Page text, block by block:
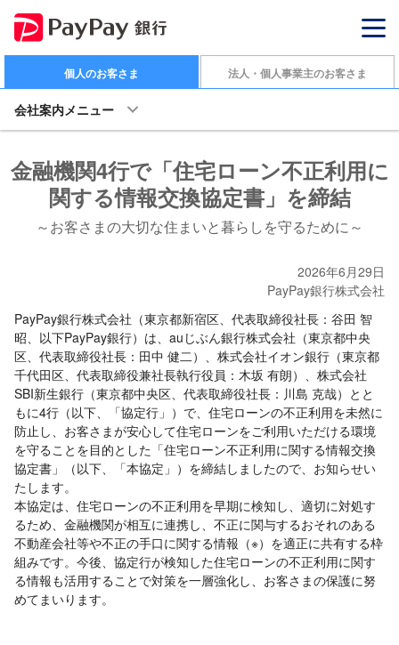
個人のお客さま 法人・個人事業主のお客さま
会社案内メニュー
金融機関4行で「住宅ローン不正利用に
関する情報交換協定書」を締結
～お客さまの大切な住まいと暮らしを守るために～
2026年6月29日
PayPay銀行株式会社
PayPay銀行株式会社（東京都新宿区、代表取締役社長：谷田 智
昭、以下PayPay銀行）は、auじぶん銀行株式会社（東京都中央
区、代表取締役社長：田中 健二）、株式会社イオン銀行（東京都
千代田区、代表取締役兼社長執行役員：木坂 有朗）、株式会社
SBI新生銀行（東京都中央区、代表取締役社長：川島 克哉）とと
もに4行（以下、「協定行」）で、住宅ローンの不正利用を未然に
防止し、お客さまが安心して住宅ローンをご利用いただける環境
を守ることを目的とした「住宅ローン不正利用に関する情報交換
協定書」（以下、「本協定」）を締結しましたので、お知らせい
たします。
本協定は、住宅ローンの不正利用を早期に検知し、適切に対処す
るため、金融機関が相互に連携し、不正に関与するおそれのある
不動産会社等や不正の手口に関する情報（※）を適正に共有する枠
組みです。今後、協定行が検知した住宅ローンの不正利用に関す
る情報も活用することで対策を一層強化し、お客さまの保護に努
めてまいります。